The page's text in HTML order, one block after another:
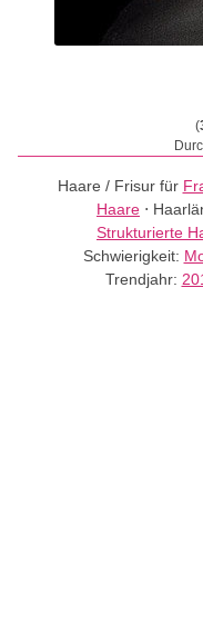
(
Haare / Frisur für
Haare ⋅
Strukturierte
Schwierigkeit:
Trendjahr: